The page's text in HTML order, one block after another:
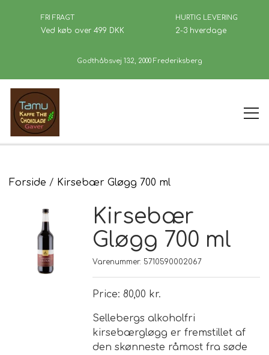
FRI FRAGT
Ved køb over 499 DKK
HURTIG LEVERING
2-3 hverdage
Godthåbsvej 132, 2000 Frederiksberg
Forside
Kaffe
Se Butikken
Brand
Te
Forside Kirsebær Gløgg 700 ml
Kirsebær
Gløgg 700 ml
Varenummer: 5710590002067
Price: 80,00 kr.
Sellebergs alkoholfri
kirsebærgløgg er fremstillet af
den skønneste råmost fra søde